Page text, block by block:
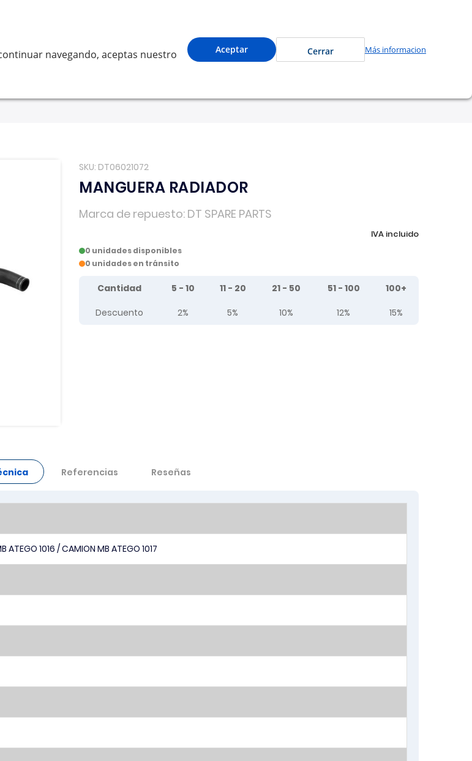
navegando, aceptas nuestro
Aceptar Cerrar Más informacion
Cuenta Mi Carrito
SKU DT06021072
MANGUERA RADIADOR
Marca de repuesto DT SPARE PARTS
IVA incluido
0 unidades disponibles
0 unidades en tránsito
Tier prices table
Cantidad 5 - 10 11 - 20 21 - 50 51 - 100
100+
Descuento
2% 5% 10% 12% 15%
ATEGO 1016 / CAMION MB ATEGO 1017
Referencias Reseñas